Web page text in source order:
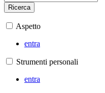
Ricerca
Aspetto
entra
Strumenti personali
entra